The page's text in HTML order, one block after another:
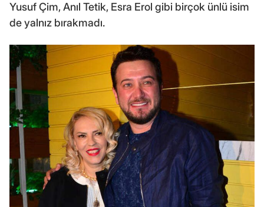
Yusuf Çim, Anıl Tetik, Esra Erol gibi birçok ünlü isim
de yalnız bırakmadı.